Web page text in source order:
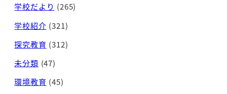
学校だより (265)
学校紹介 (321)
探究教育 (312)
未分類 (47)
環境教育 (45)